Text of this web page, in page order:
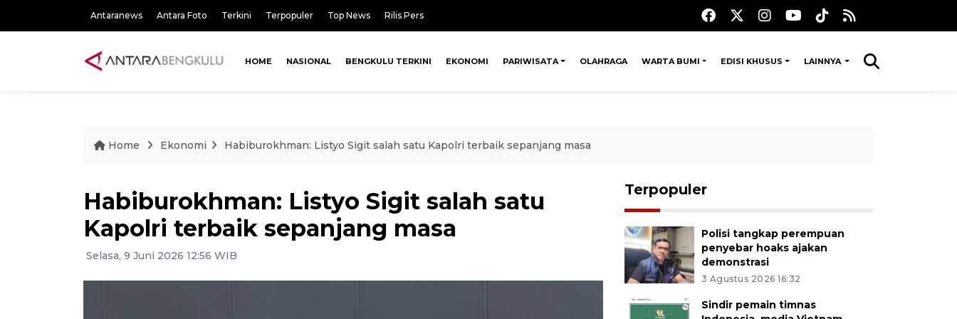
Antaranews Antara Foto Terkini Terpopuler Top News Rilis Pers
HOME NASIONAL BENGKULU TERKINI EKONOMI PARIWISATA OLAHRAGA WARTA BUMI EDISI KHUSUS LAINNYA
Home Ekonomi Habiburokhman: Listyo Sigit salah satu Kapolri terbaik sepanjang masa
Habiburokhman: Listyo Sigit salah satu
Kapolri terbaik sepanjang masa
Selasa, 9 Juni 2026 12:56 WIB
Terpopuler
Polisi tangkap perempuan
penyebar hoaks ajakan
demonstrasi
3 Agustus 2026 16:32
Sindir pemain timnas